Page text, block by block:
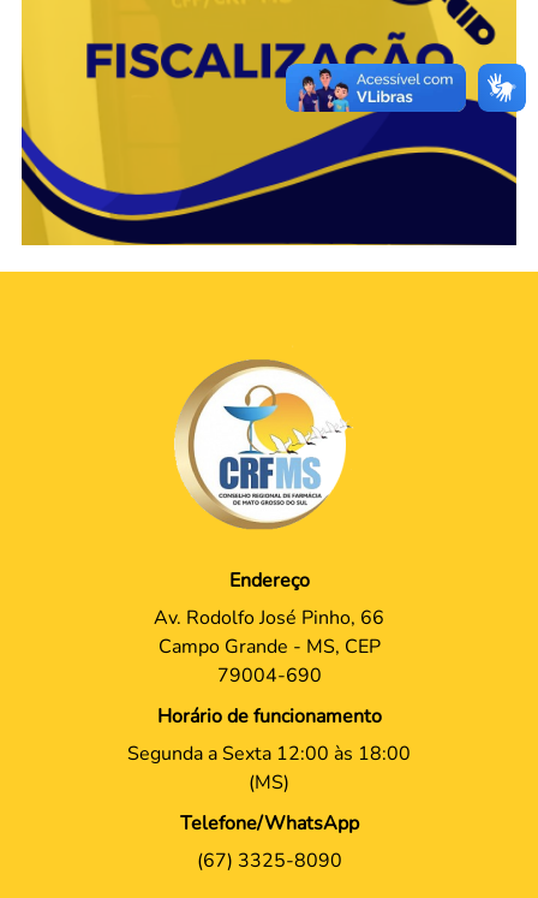
Endereço
Av. Rodolfo José Pinho, 66
Campo Grande - MS, CEP
79004-690
Horário de funcionamento
Segunda a Sexta 12:00 às 18:00
(MS)
Telefone/WhatsApp
(67) 3325-8090